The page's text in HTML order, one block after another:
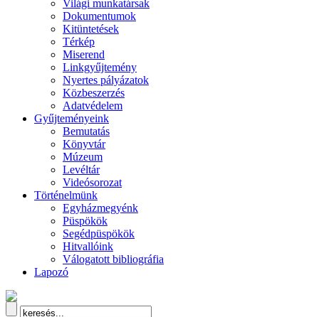
Világi munkatársak
Dokumentumok
Kitüntetések
Térkép
Miserend
Linkgyűjtemény
Nyertes pályázatok
Közbeszerzés
Adatvédelem
Gyűjteményeink
Bemutatás
Könyvtár
Múzeum
Levéltár
Videósorozat
Történelmünk
Egyházmegyénk
Püspökök
Segédpüspökök
Hitvallóink
Válogatott bibliográfia
Lapozó